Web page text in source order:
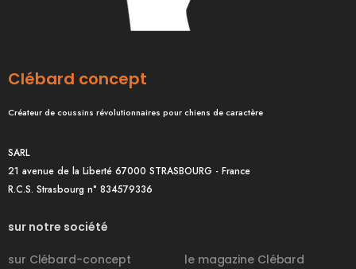
Clébard concept
Créateur de coussins révolutionnaires pour chiens de caractère
SARL
21 avenue de la Liberté 67000 STRASBOURG - France
R.C.S. Strasbourg n° 834579336
sur notre société
sur Clébard-concept
le magazine Clébard